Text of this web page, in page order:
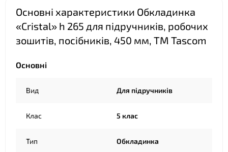
Основні характеристики Обкладинка
«Cristal» h 265 для підручників, робочих
зошитів, посібників, 450 мм, ТМ Tascom
Основні
Вид Для підручників
Клас 5 клас
Тип Обкладинка